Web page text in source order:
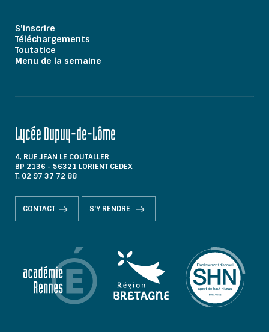
S'inscrire
Téléchargements
Toutatice
Menu de la semaine
Lycée Dupuy-de-Lôme
4, RUE JEAN LE COUTALLER
BP 2136 - 56321 LORIENT CEDEX
T. 02 97 37 72 88
CONTACT S'Y RENDRE